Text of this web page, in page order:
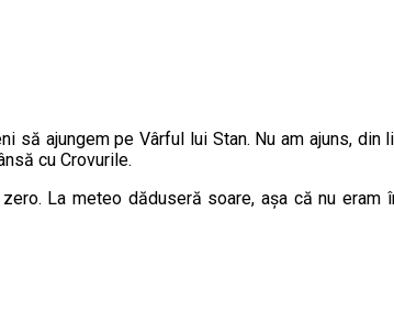
cu Crovurile.
La meteo dăduseră soare, așa că nu